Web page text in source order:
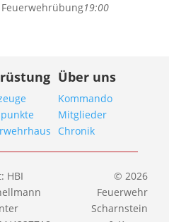
19:00
Über uns
Kommando
Mitglieder
Chronik
HBI
© 2026
Feuerwehr
Scharnstein